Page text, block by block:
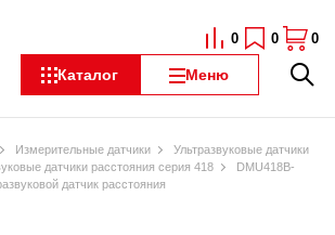
Каталог Меню
0 0 0
Измерительные датчики
Ультразвуковые датчики
датчики расстояния серия 418
DMU418B-
датчик расстояния